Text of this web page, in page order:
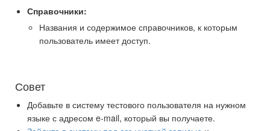
Справочники:
Названия и содержимое справочников, к которым
пользователь имеет доступ.
Совет
Добавьте в систему тестового пользователя на нужном
языке с адресом e-mail, который вы получаете.